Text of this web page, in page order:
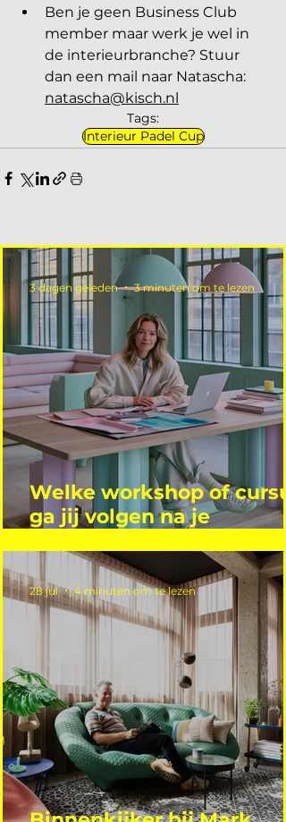
Ben je geen Business Club
member maar werk je wel in
de interieurbranche? Stuur
dan een mail naar Natascha:
natascha@kisch.nl
Tags:
Interieur Padel Cup
Welke workshop of
ga jij volgen na je
3 dagen geleden 3 minuten om te lezen
28 jul 4 minuten om te lezen